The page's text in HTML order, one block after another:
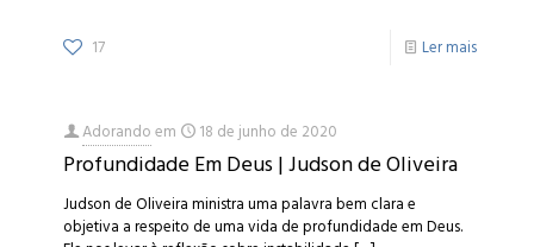
17 Ler mais
Adorandoem 18 de junho de 2020
Profundidade Em Deus | Judson de Oliveira
Judson de Oliveira ministra uma palavra bem clara e
objetiva a respeito de uma vida de profundidade em Deus.